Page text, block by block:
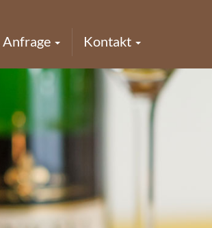
Anfrage Kontakt